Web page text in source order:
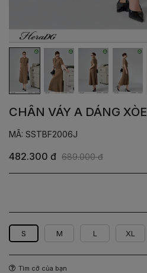
CHÂN VÁY A DÁNG XÒE
MÃ: SSTBF2006J
482.300 đ 689.000 đ
S M L XL
Tìm cỡ của bạn